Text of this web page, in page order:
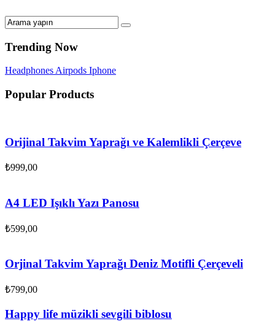
Trending Now
HeadphonesAirpods Iphone
Popular Products
Orijinal Takvim Yaprağı ve Kalemlikli Çerçeve
₺999,00
A4 LED Işıklı Yazı Panosu
₺599,00
Orjinal Takvim Yaprağı Deniz Motifli Çerçeveli
₺799,00
Happy life müzikli sevgili biblosu